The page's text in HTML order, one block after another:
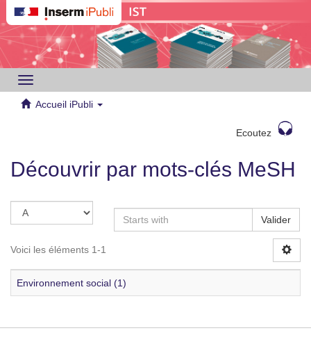
Toggle
navigation
Accueil iPubli
Ecoutez
Découvrir par mots-clés MeSH
Valider
Voici les éléments 1-1
Environnement social (1)